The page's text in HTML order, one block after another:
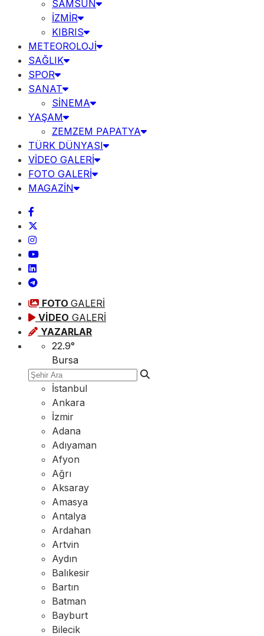
SAMSUN
İZMİR
KIBRIS
METEOROLOJİ
SAĞLIK
SPOR
SANAT
SİNEMA
YAŞAM
ZEMZEM PAPATYA
TÜRK DÜNYASI
VİDEO GALERİ
FOTO GALERİ
MAGAZİN
FOTO GALERİ
VİDEO GALERİ
YAZARLAR
22.9°
Bursa
İstanbul
Ankara
İzmir
Adana
Adıyaman
Afyon
Ağrı
Aksaray
Amasya
Antalya
Ardahan
Artvin
Aydın
Balıkesir
Bartın
Batman
Bayburt
Bilecik